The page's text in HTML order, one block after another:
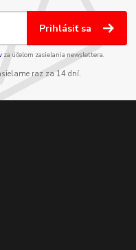
Prihlásiť sa
za účelom zasielania newslettera.
raz za 14 dní.